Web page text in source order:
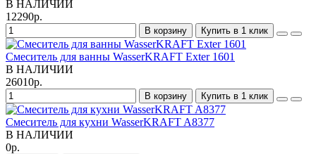
В НАЛИЧИИ
12290р.
В корзину Купить в 1 клик
Смеситель для ванны WasserKRAFT Exter 1601
В НАЛИЧИИ
26010р.
В корзину Купить в 1 клик
Смеситель для кухни WasserKRAFT A8377
В НАЛИЧИИ
0р.